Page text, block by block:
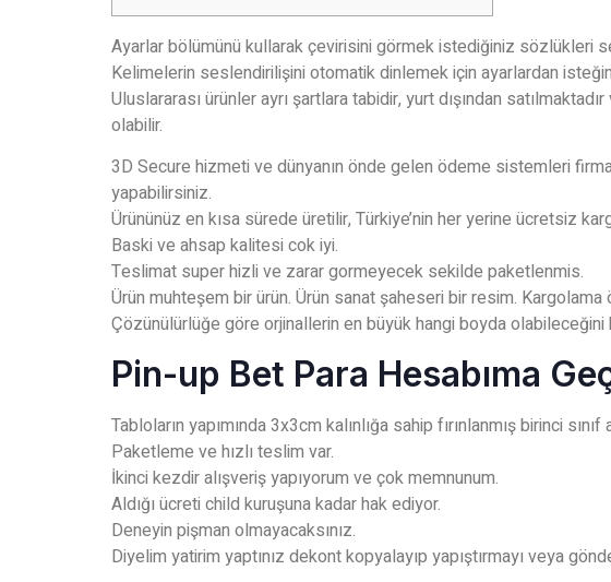
Ayarlar bölümünü kullarak çevirisini görmek istediğiniz sözlükleri
Kelimelerin seslendirilişini otomatik dinlemek için ayarlardan
Uluslararası ürünler ayrı şartlara tabidir, yurt dışından
olabilir.
3D Secure hizmeti ve dünyanın önde gelen ödeme sistemleri
yapabilirsiniz.
Ürününüz en kısa sürede üretilir, Türkiye’nin her yerine ücretsiz
Baski ve ahsap kalitesi cok iyi.
Teslimat super hizli ve zarar gormeyecek sekilde paketlenmis.
Ürün muhteşem bir ürün. Ürün sanat şaheseri bir resim.
Çözünülürlüğe göre orjinallerin en büyük hangi boyda
Pin-up Bet Para Hesabıma
Tabloların yapımında 3x3cm kalınlığa sahip fırınlanmış birinci
Paketleme ve hızlı teslim var.
İkinci kezdir alışveriş yapıyorum ve çok memnunum.
Aldığı ücreti child kuruşuna kadar hak ediyor.
Deneyin pişman olmayacaksınız.
Diyelim yatirim yaptınız dekont kopyalayıp yapıştırmayı veya